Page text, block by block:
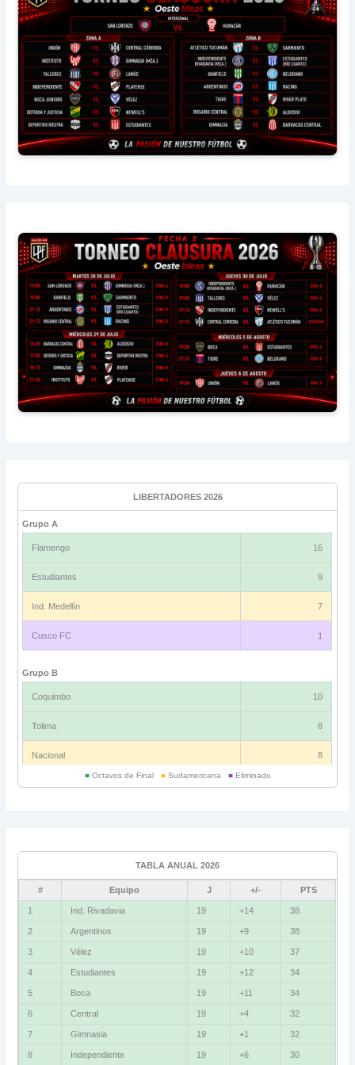
LIBERTADORES 2026
Grupo A
Flamengo 16
Estudiantes 9
Ind. Medellín 7
Cusco FC 1
Grupo B
Coquimbo 10
Tolima 8
Nacional 8
Bolívar 5
La Guaira
Grupo D
U. Católica
Cruzeiro 11
Boca Jrs.
■Octavos de Final ■Sudamericana ■Eliminado
TABLA ANUAL 2026
# Equipo J +/- PTS
1 Ind. Rivadavia 19 +14 38
2 Argentinos 19 +9 38
3 Vélez 19 +10 37
4 Estudiantes 19 +12 34
5 Boca 19 +11 34
6 Central 19 +4 32
7 Gimnasia 19 +1 32
8 Independiente 19 +6 30